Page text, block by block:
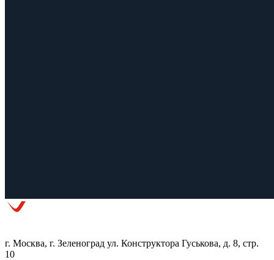
г. Москва, г. Зеленоград ул. Конструктора Гуськова, д. 8, стр.
10